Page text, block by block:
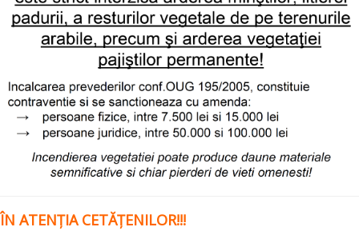
ÎN ATENȚIA CETĂȚENILOR!!!